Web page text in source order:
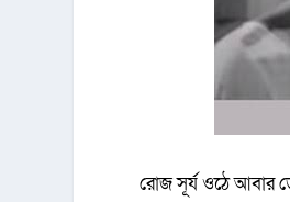
রোজ সূর্য ওঠে আবার